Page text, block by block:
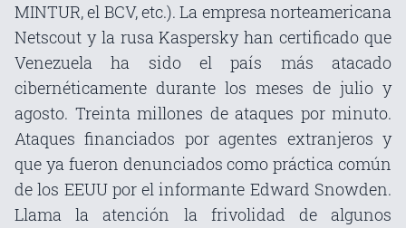
MINTUR, el BCV, etc.). La empresa norteamericana
Netscout y la rusa Kaspersky han certificado que
Venezuela ha sido el país más atacado
cibernéticamente durante los meses de julio y
agosto. Treinta millones de ataques por minuto.
Ataques financiados por agentes extranjeros y
que ya fueron denunciados como práctica común
de los EEUU por el informante Edward Snowden.
Llama la atención la frivolidad de algunos